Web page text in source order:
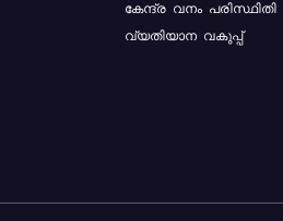
കേന്ദ്ര വനം
വ്യതിയാന വകുപ്പ്